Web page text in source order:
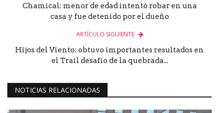
Chamical: menor de edad intentó robar en una
casa y fue detenido por el dueño
ARTÍCULO SIGUIENTE
Hijos del Viento: obtuvo importantes resultados en
el Trail desafío de la quebrada...
NOTICIAS RELACIONADAS